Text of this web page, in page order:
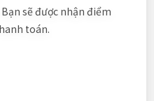
Bạn sẽ được nhận điểm
toán.